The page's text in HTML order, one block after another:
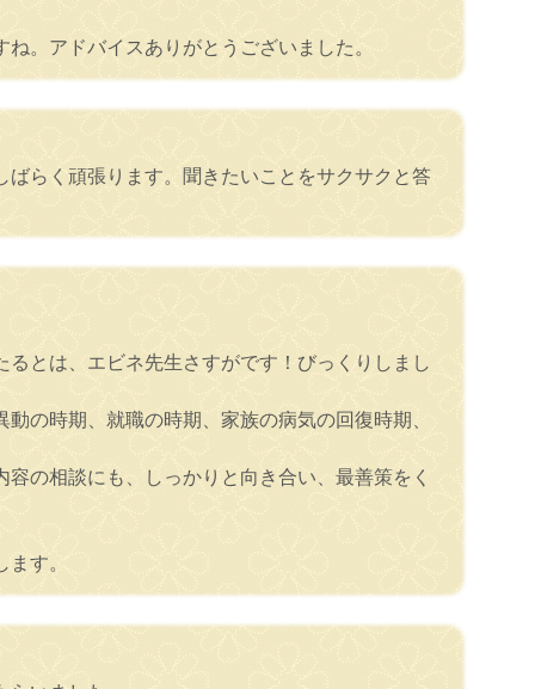
。アドバイスありがとうございました。
らく頑張ります。聞きたいことをサクサクと答
とは、エビネ先生さすがです！びっくりしまし
の時期、就職の時期、家族の病気の回復時期、
の相談にも、しっかりと向き合い、最善策をく
す。